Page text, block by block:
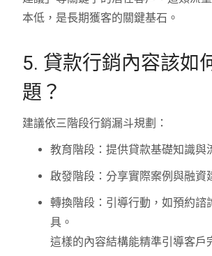
本低，是長期獲客的關鍵基石。
5. 貸款行銷內容該如
題？
建議依三階段行銷漏斗規劃：
教育階段：提供貸款基礎知識與
啟發階段：分享實際案例與融資
轉換階段：引導行動，如預約諮
具。
這樣的內容結構能精準引導客戶